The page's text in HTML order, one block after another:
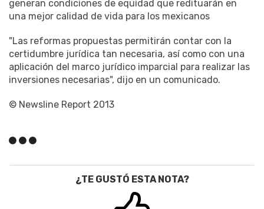
generan condiciones de equidad que redituarán en
una mejor calidad de vida para los mexicanos
"Las reformas propuestas permitirán contar con la
certidumbre jurídica tan necesaria, así como con una
aplicación del marco jurídico imparcial para realizar las
inversiones necesarias", dijo en un comunicado.
© Newsline Report 2013
¿TE GUSTÓ ESTA NOTA?